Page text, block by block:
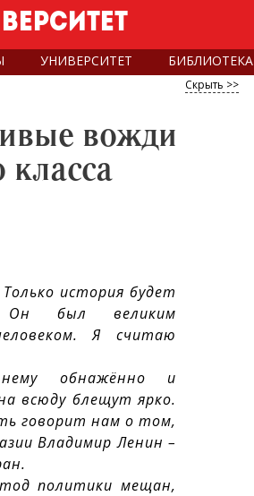
УНИВЕРСИТЕТ БИБЛИОТЕКА
Скрыть >>
вожди
класса
история будет
Он был великим
Я считаю
обнажённо и
всюду блещут ярко.
говорит нам о том,
Владимир Ленин –
политики мещан,